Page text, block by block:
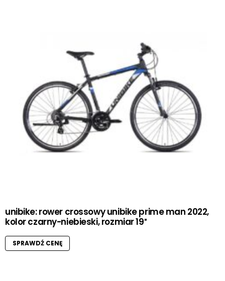
unibike: rower crossowy unibike prime man 2022,
kolor czarny-niebieski, rozmiar 19″
SPRAWDŹ CENĘ